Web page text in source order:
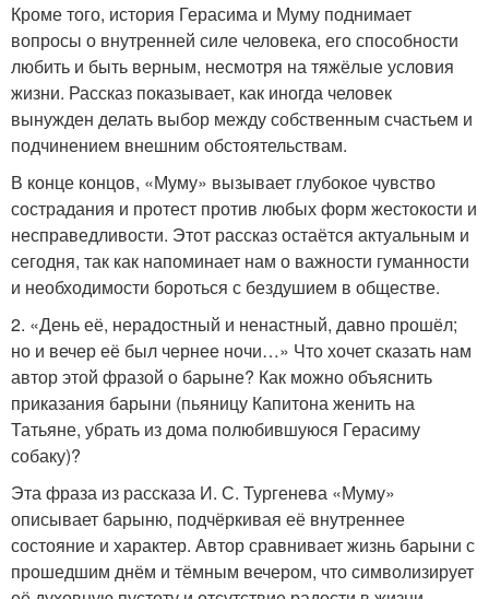
Кроме того, история Герасима и Муму поднимает
вопросы о внутренней силе человека, его способности
любить и быть верным, несмотря на тяжёлые условия
жизни. Рассказ показывает, как иногда человек
вынужден делать выбор между собственным счастьем и
подчинением внешним обстоятельствам.
В конце концов, «Муму» вызывает глубокое чувство
сострадания и протест против любых форм жестокости и
несправедливости. Этот рассказ остаётся актуальным и
сегодня, так как напоминает нам о важности гуманности
и необходимости бороться с бездушием в обществе.
2. «День её, нерадостный и ненастный, давно прошёл;
но и вечер её был чернее ночи…» Что хочет сказать нам
автор этой фразой о барыне? Как можно объяснить
приказания барыни (пьяницу Капитона женить на
Татьяне, убрать из дома полюбившуюся Герасиму
собаку)?
Эта фраза из рассказа И. С. Тургенева «Муму»
описывает барыню, подчёркивая её внутреннее
состояние и характер. Автор сравнивает жизнь барыни с
прошедшим днём и тёмным вечером, что символизирует